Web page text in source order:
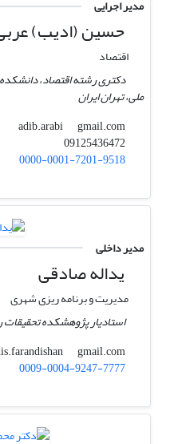
مدیر اجرایی
حسین (ادیب)
اقتصاد
دکتری رشته اقتصاد،
ملی، تهران ایران
adib.arabi
gmail.com
09125436472
0000-0001-7201-9518
مدیر داخلی
یداله صادقی
مدیریت و برنامه ریزی شهری
استادیار پژوهشکده
pardis.farandishan
gmail.com
0009-0004-9247-7777